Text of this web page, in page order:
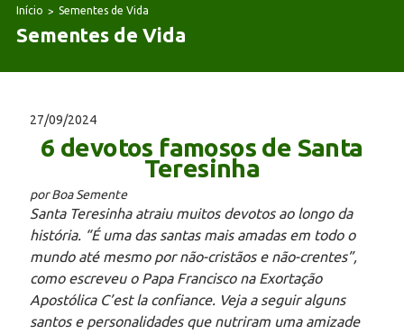
Início Sementes de Vida
Sementes de Vida
27/09/2024
6 devotos famosos de Santa
Teresinha
por Boa Semente
Santa Teresinha atraiu muitos devotos ao longo da
história. “É uma das santas mais amadas em todo o
mundo até mesmo por não-cristãos e não-crentes”,
como escreveu o Papa Francisco na Exortação
Apostólica C’est la confiance. Veja a seguir alguns
santos e personalidades que nutriram uma amizade